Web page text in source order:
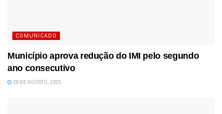
COMUNICADO
Município aprova redução do IMI pelo segundo
ano consecutivo
28 DE AGOSTO, 2025